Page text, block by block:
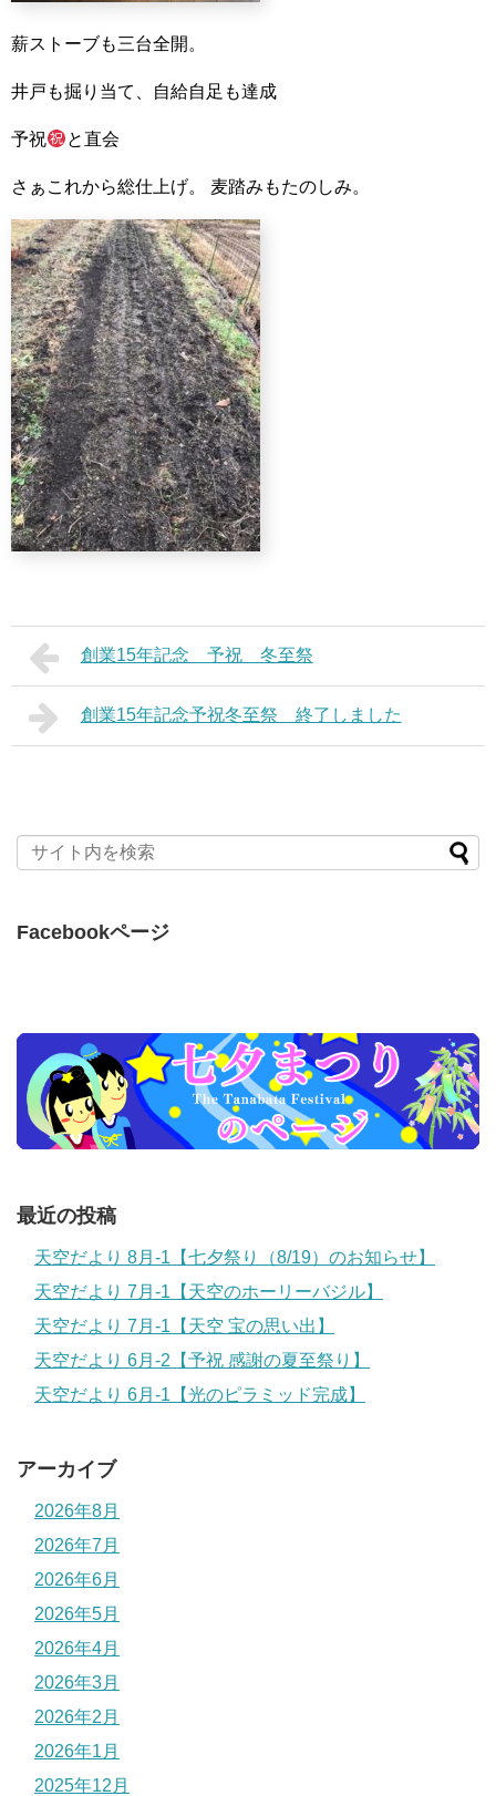
薪ストーブも三台全開。
井戸も掘り当て、自給自足も達成
予祝 と直会
さぁこれから総仕上げ。 麦踏みもたのしみ。
創業15年記念 予祝 冬至祭
創業15年記念予祝冬至祭 終了しました
Facebookページ
最近の投稿
天空だより 8月-1【七夕祭り（8/19）のお知らせ】
天空だより 7月-1【天空のホーリーバジル】
天空だより 7月-1【天空 宝の思い出】
天空だより 6月-2【予祝 感謝の夏至祭り】
天空だより 6月-1【光のピラミッド完成】
アーカイブ
2026年8月
2026年7月
2026年6月
2026年5月
2026年4月
2026年3月
2026年2月
2026年1月
2025年12月